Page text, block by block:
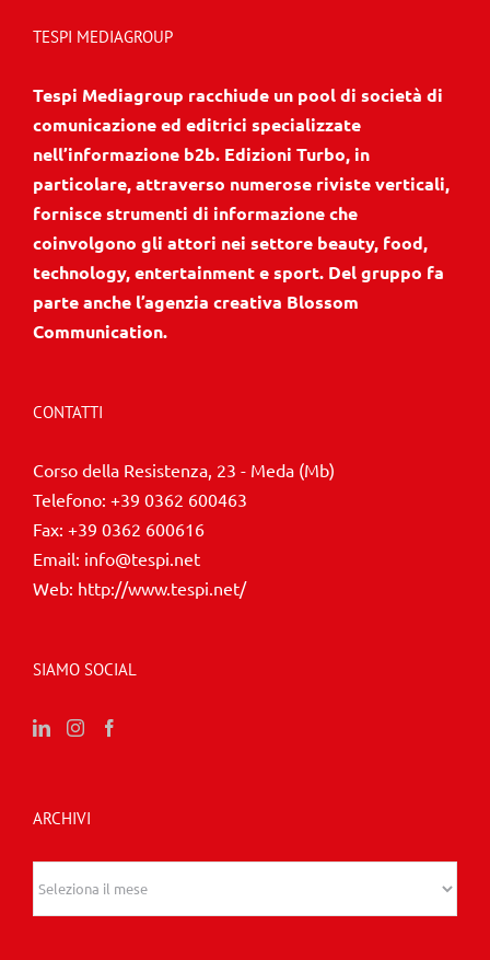
TESPI MEDIAGROUP
Tespi Mediagroup racchiude un pool di società di
comunicazione ed editrici specializzate
nell’informazione b2b. Edizioni Turbo, in
particolare, attraverso numerose riviste verticali,
fornisce strumenti di informazione che
coinvolgono gli attori nei settore beauty, food,
technology, entertainment e sport. Del gruppo fa
parte anche l’agenzia creativa Blossom
Communication.
CONTATTI
Corso della Resistenza, 23 - Meda (Mb)
Telefono: +39 0362 600463
Fax: +39 0362 600616
Email: info@tespi.net
Web: http://www.tespi.net/
SIAMO SOCIAL
ARCHIVI